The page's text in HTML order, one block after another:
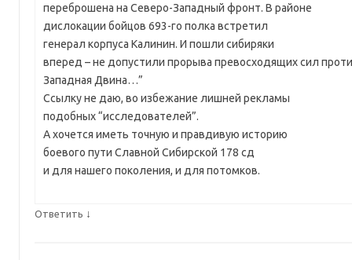
переброшена на Северо-Западный фронт. В районе
дислокации бойцов 693-го полка встретил
генерал корпуса Калинин. И пошли сибиряки
вперед – не допустили прорыва превосходящих сил
Западная Двина…”
Ссылку не даю, во избежание лишней рекламы
подобных “исследователей”.
А хочется иметь точную и правдивую историю
боевого пути Славной Сибирской 178 сд
и для нашего поколения, и для потомков.
Ответить ↓